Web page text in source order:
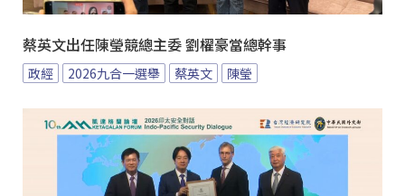
蔡英文出任陳瑩競總主委 劉櫂豪當總幹事
政經 2026九合一選舉 蔡英文 陳瑩